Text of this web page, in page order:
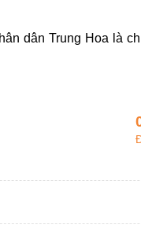
dân Trung Hoa là